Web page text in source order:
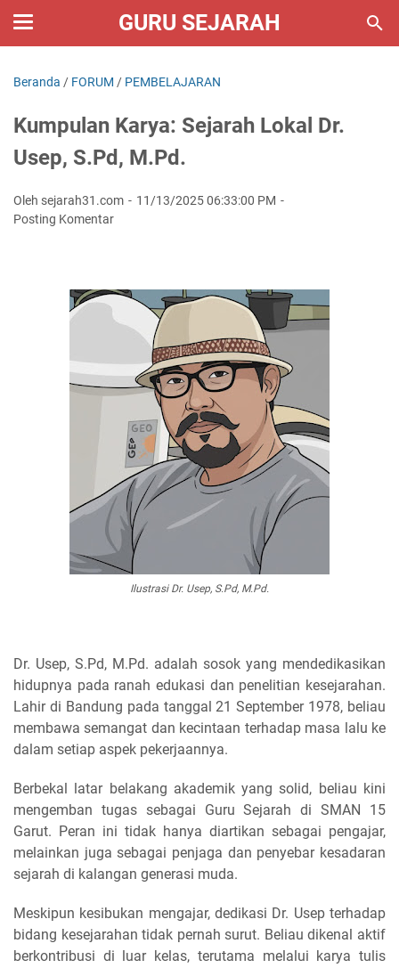
GURU SEJARAH
Beranda / FORUM / PEMBELAJARAN
Kumpulan Karya: Sejarah Lokal Dr.
Usep, S.Pd, M.Pd.
Oleh sejarah31.com
11/13/2025 06:33:00 PM
Posting Komentar
Ilustrasi Dr. Usep, S.Pd, M.Pd.
Dr. Usep, S.Pd, M.Pd. adalah sosok yang mendedikasikan
hidupnya pada ranah edukasi dan penelitian kesejarahan.
Lahir di Bandung pada tanggal 21 September 1978, beliau
membawa semangat dan kecintaan terhadap masa lalu ke
dalam setiap aspek pekerjaannya.
Berbekal latar belakang akademik yang solid, beliau kini
mengemban tugas sebagai Guru Sejarah di SMAN 15
Garut. Peran ini tidak hanya diartikan sebagai pengajar,
melainkan juga sebagai penjaga dan penyebar kesadaran
sejarah di kalangan generasi muda.
Meskipun kesibukan mengajar, dedikasi Dr. Usep terhadap
bidang kesejarahan tidak pernah surut. Beliau dikenal aktif
berkontribusi di luar kelas, terutama melalui karya tulis